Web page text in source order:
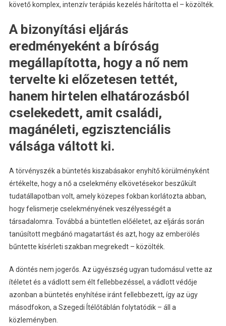
követő komplex, intenzív terápiás kezelés hárította el – közölték.
A bizonyítási eljárás
eredményeként a bíróság
megállapította, hogy a nő nem
tervelte ki előzetesen tettét,
hanem hirtelen elhatározásból
cselekedett, amit családi,
magánéleti, egzisztenciális
válsága váltott ki.
A törvényszék a büntetés kiszabásakor enyhítő körülményként
értékelte, hogy a nő a cselekmény elkövetésekor beszűkült
tudatállapotban volt, amely közepes fokban korlátozta abban,
hogy felismerje cselekményének veszélyességét a
társadalomra. Továbbá a büntetlen előéletet, az eljárás során
tanúsított megbánó magatartást és azt, hogy az emberölés
bűntette kísérleti szakban megrekedt – közölték.
A döntés nem jogerős. Az ügyészség ugyan tudomásul vette az
ítéletet és a vádlott sem élt fellebbezéssel, a vádlott védője
azonban a büntetés enyhítése iránt fellebbezett, így az ügy
másodfokon, a Szegedi Ítélőtáblán folytatódik – áll a
közleményben.